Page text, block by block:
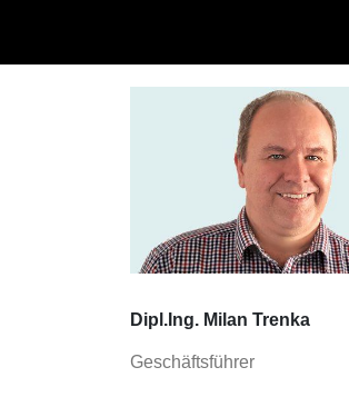
Dipl.Ing. Milan Trenka
Geschäftsführer